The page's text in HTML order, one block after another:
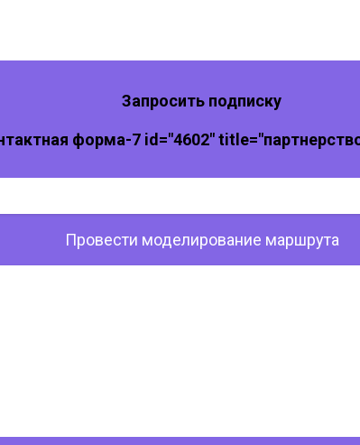
Запросить подписку
форма-7 id="4602"
Провести моделирование маршрута